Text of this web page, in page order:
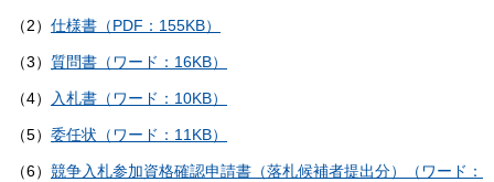
（2） 仕様書（PDF：155KB）
（3） 質問書（ワード：16KB）
（4） 入札書（ワード：10KB）
（5） 委任状（ワード：11KB）
（6） 競争入札参加資格確認申請書（落札候補者提出分）（ワード：